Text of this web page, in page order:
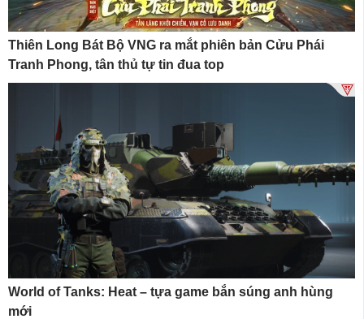
Thiên Long Bát Bộ VNG ra mắt phiên bản Cửu Phái
Tranh Phong, tân thủ tự tin đua top
World of Tanks: Heat – tựa game bắn súng anh hùng
mới